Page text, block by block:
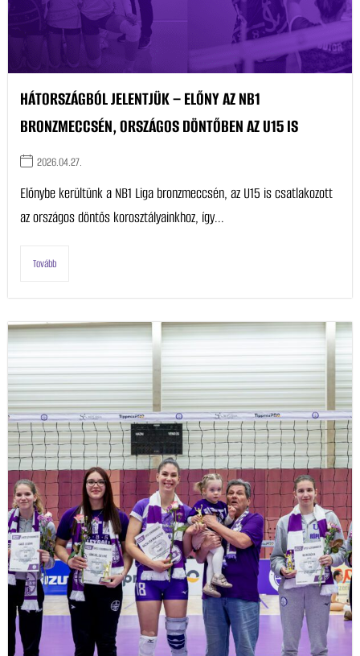
HÁTORSZÁGBÓL JELENTJÜK – ELŐNY AZ NB1
BRONZMECCSÉN, ORSZÁGOS DÖNTŐBEN AZ U15 IS
2026.04.27.
Előnybe kerültünk a NB1 Liga bronzmeccsén, az U15 is csatlakozott
az országos döntős korosztályainkhoz, így...
Tovább